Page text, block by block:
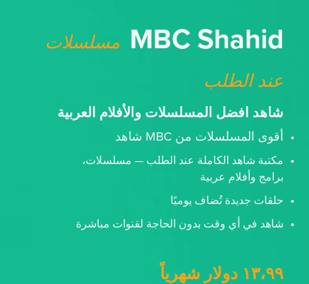
MBC Shahid مسلسلات
عند الطلب
شاهد افضل المسلسلات والأفلام العربية
أقوى المسلسلات من MBC شاهد
مكتبة شاهد الكاملة عند الطلب — مسلسلات،
برامج وأفلام عربية
حلقات جديدة تُضاف يوميًا
شاهد في أي وقت بدون الحاجة لقنوات مباشرة
١٣،٩٩ دولار شهرياً